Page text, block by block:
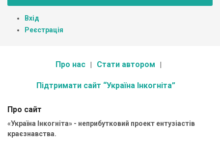
Вхід
Реєстрація
Про нас Стати автором
Підтримати сайт “Україна Інкогніта”
Про сайт
«Україна Інкогніта» - неприбутковий проект ентузіастів
краєзнавства.